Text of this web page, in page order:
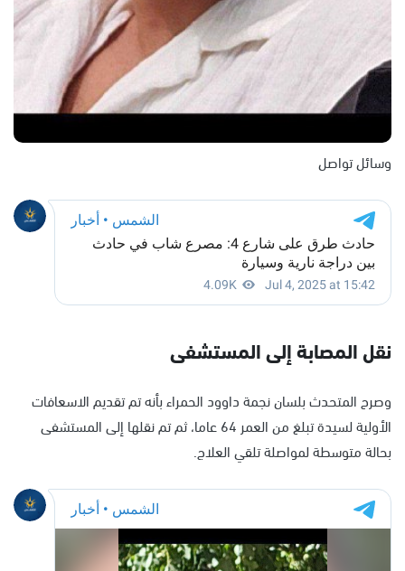
وسائل تواصل
نقل المصابة إلى المستشفى
وصرح المتحدث بلسان نجمة داوود الحمراء بأنه تم تقديم الاسعافات
الأولية لسيدة تبلغ من العمر 64 عاما، ثم تم نقلها إلى المستشفى
بحالة متوسطة لمواصلة تلقي العلاج.